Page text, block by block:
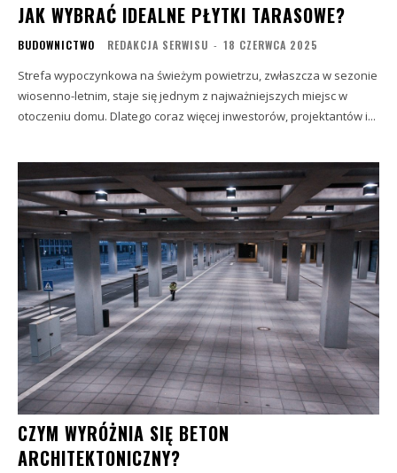
JAK WYBRAĆ IDEALNE PŁYTKI TARASOWE?
BUDOWNICTWO REDAKCJA SERWISU - 18 CZERWCA 2025
Strefa wypoczynkowa na świeżym powietrzu, zwłaszcza w sezonie
wiosenno-letnim, staje się jednym z najważniejszych miejsc w
otoczeniu domu. Dlatego coraz więcej inwestorów, projektantów i...
CZYM WYRÓŻNIA SIĘ BETON
ARCHITEKTONICZNY?